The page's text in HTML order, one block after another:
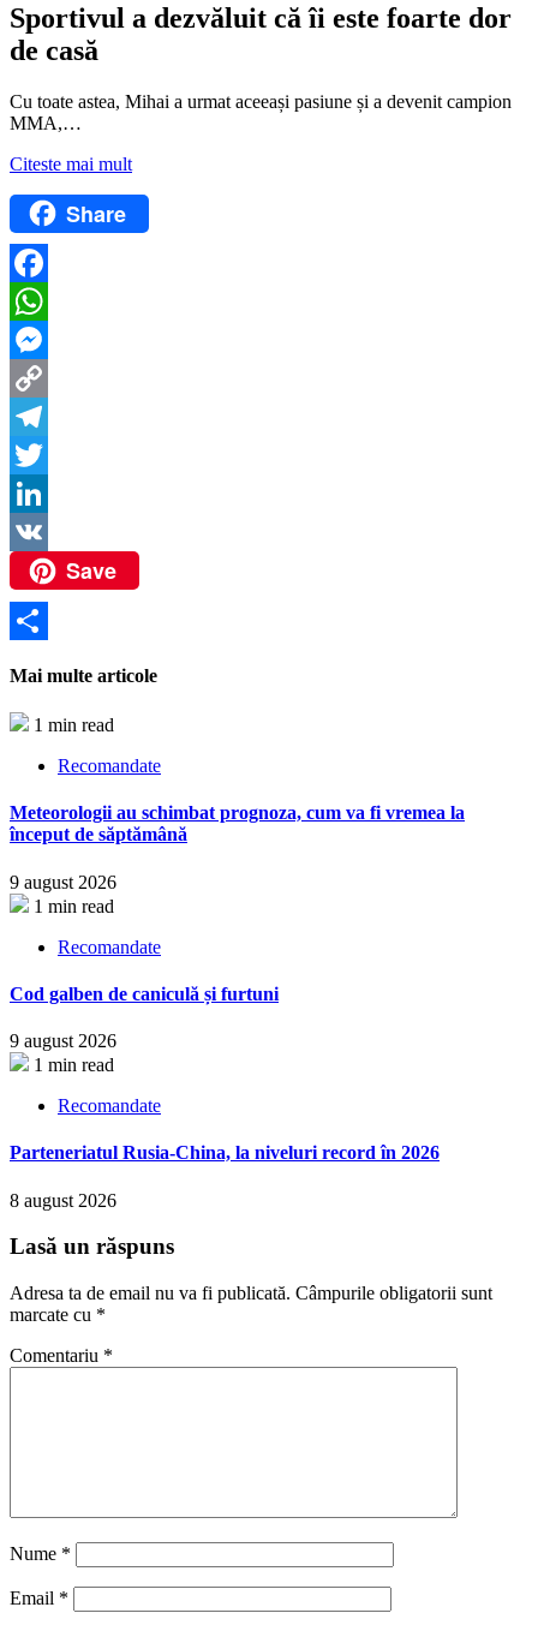
Sportivul a dezvăluit că îi este foarte dor
de casă
Cu toate astea, Mihai a urmat aceeași pasiune și a devenit campion
MMA,…
Citeste mai mult
Share
Facebook
WhatsApp
Messenger
Copy
Link
Telegram
Twitter
LinkedIn
VK
Save
Mai multe articole
1 min read
Recomandate
Meteorologii au schimbat prognoza, cum va fi vremea la
început de săptămână
9 august 2026
1 min read
Recomandate
Cod galben de caniculă și furtuni
9 august 2026
1 min read
Recomandate
Parteneriatul Rusia-China, la niveluri record în 2026
8 august 2026
Lasă un răspuns
Adresa ta de email nu va fi publicată. Câmpurile obligatorii sunt
marcate cu *
Comentariu *
Nume *
Email *